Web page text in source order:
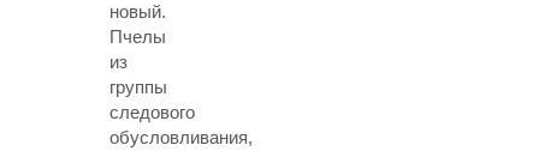
новый.
Пчелы
из
группы
следового
обусловливания,